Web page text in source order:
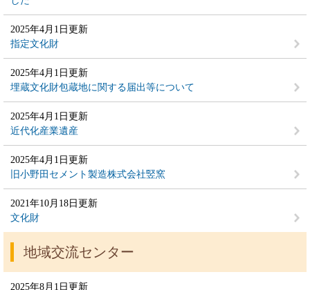
2025年4月1日更新
指定文化財
2025年4月1日更新
埋蔵文化財包蔵地に関する届出等について
2025年4月1日更新
近代化産業遺産
2025年4月1日更新
旧小野田セメント製造株式会社竪窯
2021年10月18日更新
文化財
地域交流センター
2025年8月1日更新